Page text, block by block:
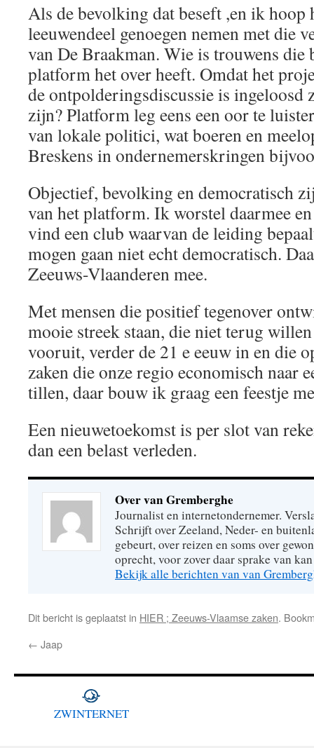
Als de bevolking dat beseft ,en ik hoop
leeuwendeel genoegen nemen met die
van De Braakman. Wie is trouwens die
platform het over heeft. Omdat het
de ontpolderingsdiscussie is ingeloosd
zijn? Platform leg eens een oor te
van lokale politici, wat boeren en
Breskens in ondernemerskringen
Objectief, bevolking en democratisch
van het platform. Ik worstel daarmee
vind een club waarvan de leiding
mogen gaan niet echt democratisch.
Zeeuws-Vlaanderen mee.
Met mensen die positief tegenover
mooie streek staan, die niet terug
vooruit, verder de 21 e eeuw in en die
zaken die onze regio economisch naar
tillen, daar bouw ik graag een feestje
Een nieuwetoekomst is per slot van
dan een belast verleden.
Over van Gremberghe
Journalist en internetondernemer.
Schrijft over Zeeland, Neder- en
gebeurt, over reizen en soms over
oprecht, voor zover daar sprake van
Bekijk alle berichten van van
Dit bericht is geplaatst in HIER ; Zeeuws-Vlaamse zaken.
← Jaap
ZWINTERNET